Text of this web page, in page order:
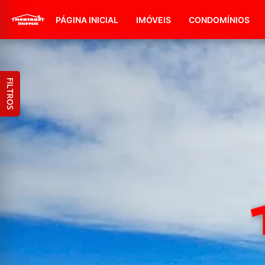
PÁGINA INICIAL IMÓVEIS CONDOMÍNIOS
FILTROS